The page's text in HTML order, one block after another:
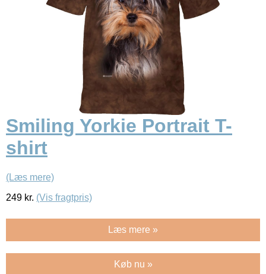
Smiling Yorkie Portrait T-
shirt
(Læs mere)
249 kr. (Vis fragtpris)
Læs mere »
Køb nu »